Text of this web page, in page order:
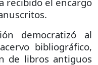
democratizó al
bibliográfico,
de libros antiguos